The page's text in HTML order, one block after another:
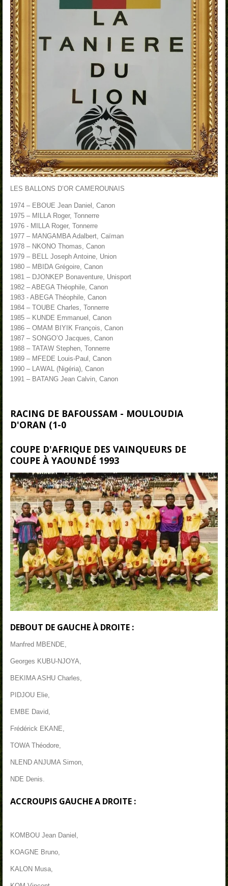
LES BALLONS D’OR CAMEROUNAIS
1974 – EBOUE Jean Daniel, Canon
1975 – MILLA Roger, Tonnerre
1976 - MILLA Roger, Tonnerre
1977 – MANGAMBA Adalbert, Caïman
1978 – NKONO Thomas, Canon
1979 – BELL Joseph Antoine, Union
1980 – MBIDA Grégoire, Canon
1981 – DJONKEP Bonaventure, Unisport
1982 – ABEGA Théophile, Canon
1983 - ABEGA Théophile, Canon
1984 – TOUBE Charles, Tonnerre
1985 – KUNDE Emmanuel, Canon
1986 – OMAM BIYIK François, Canon
1987 – SONGO’O Jacques, Canon
1988 – TATAW Stephen, Tonnerre
1989 – MFEDE Louis-Paul, Canon
1990 – LAWAL (Nigéria), Canon
1991 – BATANG Jean Calvin, Canon
RACING DE BAFOUSSAM - MOULOUDIA
D'ORAN (1-0
COUPE D'AFRIQUE DES VAINQUEURS DE
COUPE À YAOUNDÉ 1993
DEBOUT DE GAUCHE À DROITE :
Manfred MBENDE,
Georges KUBU-NJOYA,
BEKIMA ASHU Charles,
PIDJOU Elie,
EMBE David,
Frédérick EKANE,
TOWA Théodore,
NLEND ANJUMA Simon,
NDE Denis.
ACCROUPIS GAUCHE A DROITE :
KOMBOU Jean Daniel,
KOAGNE Bruno,
KALON Musa,